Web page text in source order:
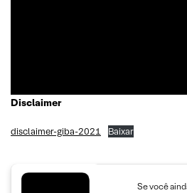
Disclaimer
disclaimer-giba-2021 Baixar
Se você